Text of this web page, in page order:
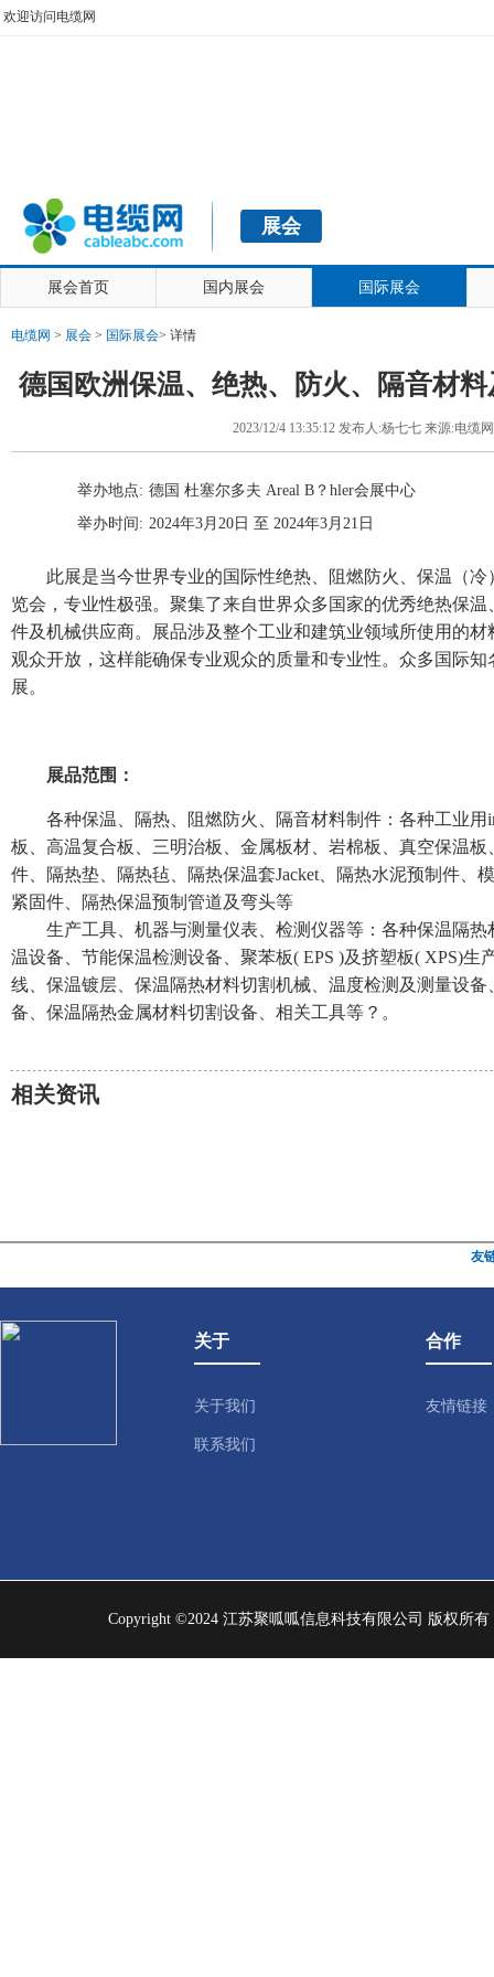
欢迎访问电缆网
展会
展会首页 国内展会 国际展会
电缆网 > 展会 > 国际展会> 详情
德国欧洲保温、绝热、防火、隔音材
2023/12/4 13:35:12 发布人:杨七七 来源:电缆网
举办地点: 德国 杜塞尔多夫 Areal B？hler会展中心
举办时间: 2024年3月20日 至 2024年3月21日
此展是当今世界专业的国际性绝热、阻燃防火、保温（
览会，专业性极强。聚集了来自世界众多国家的优秀绝热保
件及机械供应商。展品涉及整个工业和建筑业领域所使用的
观众开放，这样能确保专业观众的质量和专业性。众多国际
展。
展品范围：
各种保温、隔热、阻燃防火、隔音材料制件：各种工业用
板、高温复合板、三明治板、金属板材、岩棉板、真空保温
件、隔热垫、隔热毡、隔热保温套Jacket、隔热水泥预制件、
紧固件、隔热保温预制管道及弯头等
生产工具、机器与测量仪表、检测仪器等：各种保温隔
温设备、节能保温检测设备、聚苯板( EPS )及挤塑板( XPS)生
线、保温镀层、保温隔热材料切割机械、温度检测及测量设
备、保温隔热金属材料切割设备、相关工具等？。
相关资讯
友
关于
关于我们
联系我们
合作
友情链接
Copyright ©2024 江苏聚呱呱信息科技有限公司 版权所有